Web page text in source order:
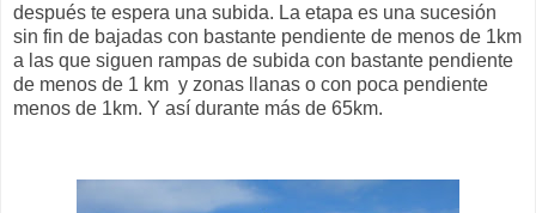
después te espera una subida. La etapa es una sucesión
sin fin de bajadas con bastante pendiente de menos de 1km
a las que siguen rampas de subida con bastante pendiente
de menos de 1 km y zonas llanas o con poca pendiente
menos de 1km. Y así durante más de 65km.